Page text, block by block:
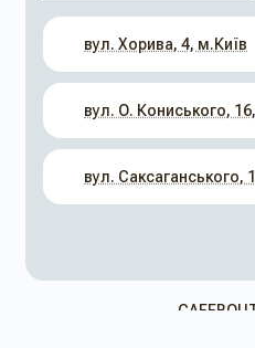
вул. Хорива, 4, м.Київ
вул. О. Кониського,
вул. Саксаганського,